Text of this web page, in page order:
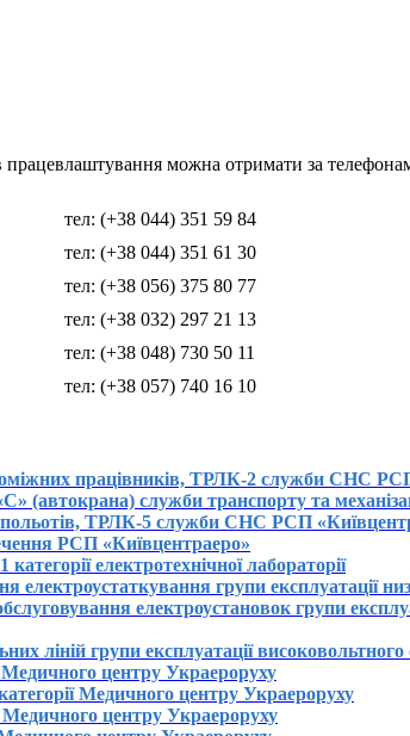
працевлаштування можна отримати за
тел: (+38 044) 351 59 84
тел: (+38 044) 351 61 30
тел: (+38 056) 375 80 77
тел: (+38 032) 297 21 13
тел: (+38 048) 730 50 11
тел: (+38 057) 740 16 10
працівників, ТРЛК-2 служби СНС
(автокрана) служби транспорту та
польотів, ТРЛК-5 служби СНС РСП
РСП «Київцентраеро»
електротехнічної лабораторії
електроустаткування групи експлуатації
електроустановок групи
ліній групи експлуатації високовольтного
Медичного центру Украероруху
Медичного центру Украероруху
Медичного центру Украероруху